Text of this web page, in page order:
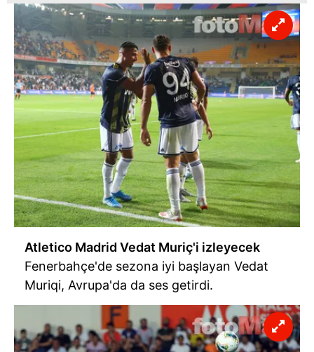
Atletico Madrid Vedat Muriç'i izleyecek
Fenerbahçe'de sezona iyi başlayan Vedat
Muriqi, Avrupa'da da ses getirdi.